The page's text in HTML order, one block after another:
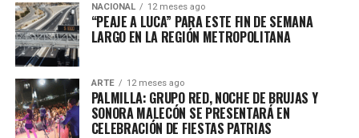
NACIONAL 12 meses ago
“PEAJE A LUCA” PARA ESTE FIN DE SEMANA
LARGO EN LA REGIÓN METROPOLITANA
ARTE 12 meses ago
PALMILLA: GRUPO RED, NOCHE DE BRUJAS Y
SONORA MALECÓN SE PRESENTARÁ EN
CELEBRACIÓN DE FIESTAS PATRIAS